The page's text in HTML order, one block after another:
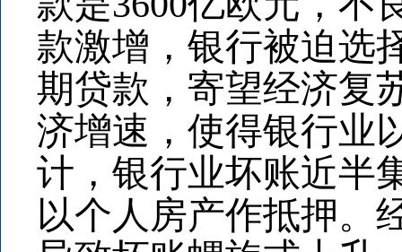
款激增，银行被迫选
期贷款，寄望经济复
济增速，使得银行业
计，银行业坏账近半
以个人房产作抵押。